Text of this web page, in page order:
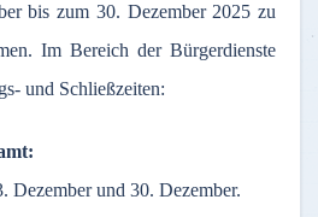
bis zum 30. Dezember 2025 zu
Im Bereich der Bürgerdienste
und Schließzeiten:
Dezember und 30. Dezember.